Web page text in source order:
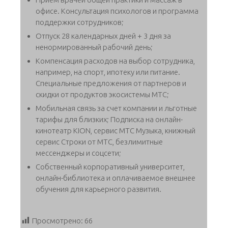
офисе. Консультация психологов и программа
поддержки сотрудников;
Отпуск 28 календарных дней + 3 дня за
ненормированный рабочий день;
Компенсация расходов на выбор сотрудника,
например, на спорт, ипотеку или питание.
Специальные предложения от партнеров и
скидки от продуктов экосистемы МТС;
Мобильная связь за счет компании и льготные
тарифы для близких; Подписка на онлайн-
кинотеатр KION, сервис МТС Музыка, книжный
сервис Строки от МТС, безлимитные
мессенджеры и соцсети;
Собственный корпоративный университет,
онлайн-библиотека и оплачиваемое внешнее
обучения для карьерного развития.
Просмотрено: 66